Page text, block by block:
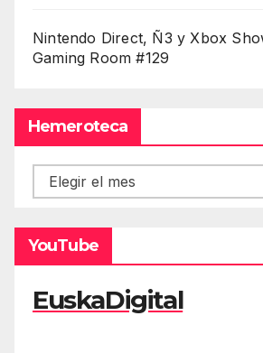
Nintendo Direct, Ñ3 y Xbox
Gaming Room #129
Hemeroteca
Hemeroteca
YouTube
EuskaDigital